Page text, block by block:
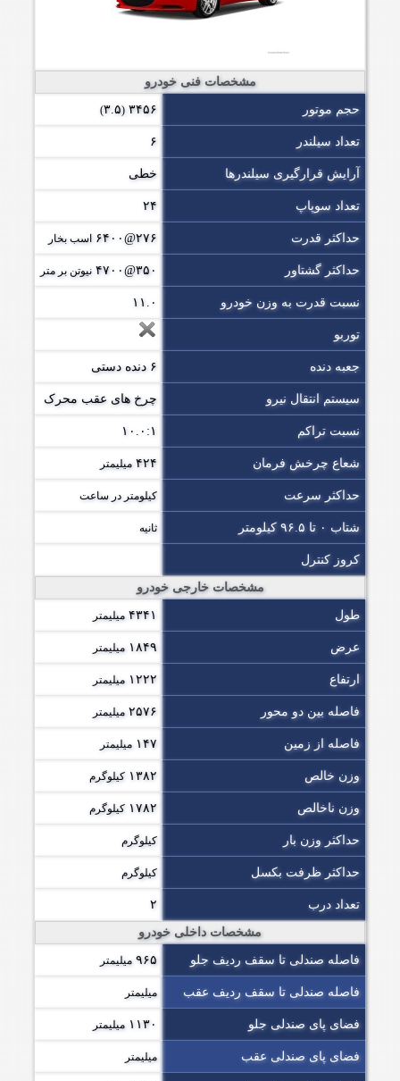
مشخصات فنی خودرو
حجم موتور ۳۴۵۶ (۳.۵)
تعداد سیلندر ۶
آرایش قرارگیری سیلندرها خطی
تعداد سوپاپ ۲۴
حداکثر قدرت ۲۷۶@۶۴۰۰ اسب بخار
حداکثر گشتاور ۳۵۰@۴۷۰۰ نیوتن بر متر
نسبت قدرت به وزن خودرو ۱۱.۰
توربو
جعبه دنده ۶ دنده دستی
سیستم انتقال نیرو چرخ های عقب محرک
نسبت تراکم ۱۰.۰:۱
شعاع چرخش فرمان ۴۲۴ میلیمتر
حداکثر سرعت کیلومتر در ساعت
شتاب ۰ تا ۹۶.۵ کیلومتر ثانیه
کروز کنترل
مشخصات خارجی خودرو
طول ۴۳۴۱ میلیمتر
عرض ۱۸۴۹ میلیمتر
ارتفاع ۱۲۲۲ میلیمتر
فاصله بین دو محور ۲۵۷۶ میلیمتر
فاصله از زمین ۱۴۷ میلیمتر
وزن خالص ۱۳۸۲ کیلوگرم
وزن ناخالص ۱۷۸۲ کیلوگرم
حداکثر وزن بار کیلوگرم
حداکثر ظرفت بکسل کیلوگرم
تعداد درب ۲
مشخصات داخلی خودرو
فاصله صندلی تا سقف ردیف جلو ۹۶۵ میلیمتر
فاصله صندلی تا سقف ردیف عقب میلیمتر
فضای پای صندلی جلو ۱۱۳۰ میلیمتر
فضای پای صندلی عقب میلیمتر